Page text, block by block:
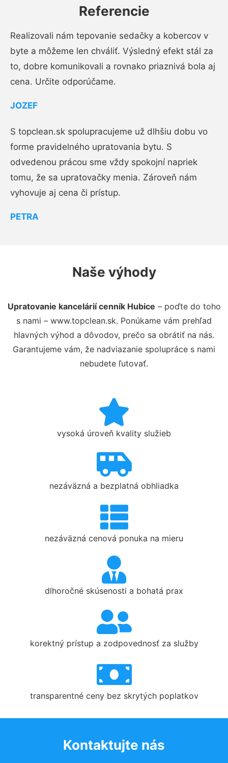
Referencie
Realizovali nám tepovanie sedačky a kobercov v
byte a môžeme len chváliť. Výsledný efekt stál za
to, dobre komunikovali a rovnako priaznivá bola aj
cena. Určite odporúčame.
JOZEF
S topclean.sk spolupracujeme už dlhšiu dobu vo
forme pravidelného upratovania bytu. S
odvedenou prácou sme vždy spokojní napriek
tomu, že sa upratovačky menia. Zároveň nám
vyhovuje aj cena či prístup.
PETRA
Naše výhody
Upratovanie kancelárií cenník Hubice – poďte do toho
s nami – www.topclean.sk. Ponúkame vám prehľad
hlavných výhod a dôvodov, prečo sa obrátiť na nás.
Garantujeme vám, že nadviazanie spolupráce s nami
nebudete ľutovať.
vysoká úroveň kvality služieb
nezáväzná a bezplatná obhliadka
nezáväzná cenová ponuka na mieru
dlhoročné skúsenosti a bohatá prax
korektný prístup a zodpovednosť za služby
transparentné ceny bez skrytých poplatkov
Kontaktujte nás